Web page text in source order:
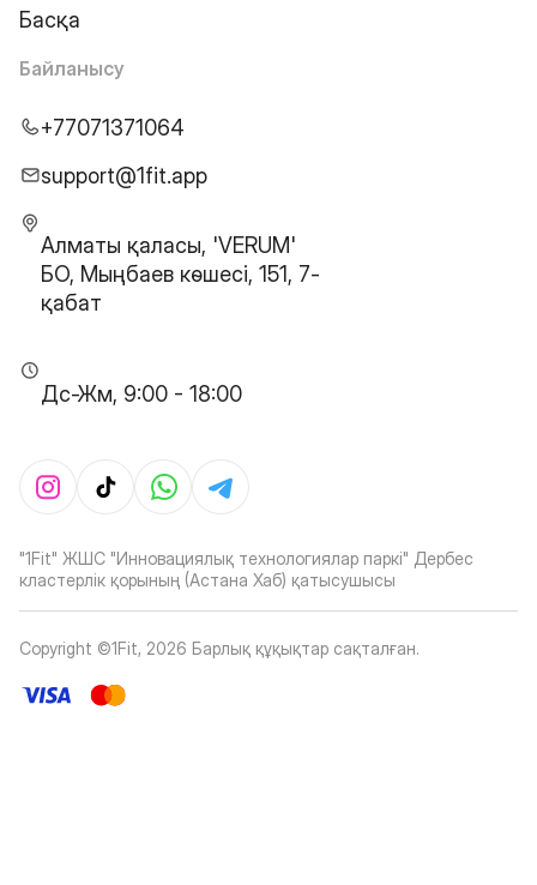
Басқа
Байланысу
+77071371064
support@1fit.app
Алматы қаласы, 'VERUM'
БО, Мыңбаев көшесі, 151, 7-
қабат
Дс-Жм, 9:00 - 18:00
"1Fit" ЖШС "Инновациялық технологиялар паркі" Дербес
кластерлік қорының (Астана Хаб) қатысушысы
Copyright ©1Fit, 2026 Барлық құқықтар сақталған.